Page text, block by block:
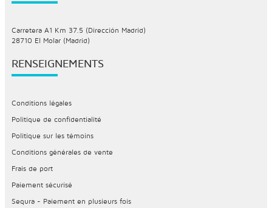
Carretera A1 Km 37.5 (Dirección Madrid)
28710 El Molar (Madrid)
RENSEIGNEMENTS
Conditions légales
Politique de confidentialité
Politique sur les témoins
Conditions générales de vente
Frais de port
Paiement sécurisé
Sequra - Paiement en plusieurs fois